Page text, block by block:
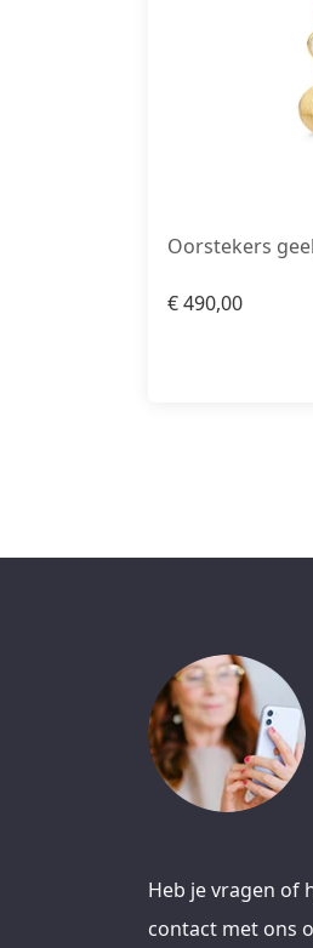
Oorstekers
€490,00
Heb je vragen of
contact met ons